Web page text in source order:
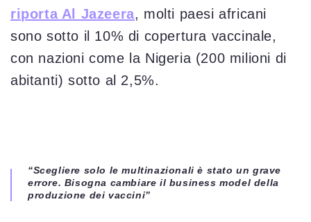
riporta Al Jazeera, molti paesi africani
sono sotto il 10% di copertura vaccinale,
con nazioni come la Nigeria (200 milioni di
abitanti) sotto al 2,5%.
“Scegliere solo le multinazionali è stato un grave
errore. Bisogna cambiare il business model della
produzione dei vaccini”